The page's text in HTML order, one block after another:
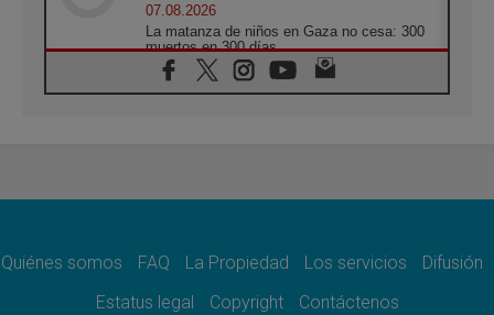
07.08.2026
La matanza de niños en Gaza no cesa: 300
muertos en 300 días
07.08.2026
Tagle: La guerra desfigura el mundo, solo la
como misión al servicio del Evangelio
SIGNIS 2026, dar voz a las religiosas en el
Quiénes somos FAQ La Propiedad Los servicios
Difusión
Estatus legal
Copyright Contáctenos